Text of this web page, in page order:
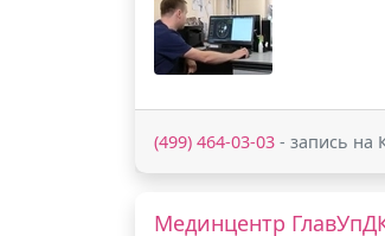
(499) 464-03-03 - запись на
Мединцентр